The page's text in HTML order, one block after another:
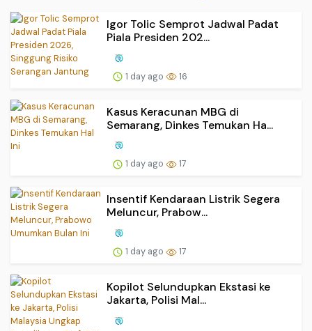
Igor Tolic Semprot Jadwal Padat
Piala Presiden 202...
1 day ago 16
Kasus Keracunan MBG di
Semarang, Dinkes Temukan Ha...
1 day ago 17
Insentif Kendaraan Listrik Segera
Meluncur, Prabow...
1 day ago 17
Kopilot Selundupkan Ekstasi ke
Jakarta, Polisi Mal...